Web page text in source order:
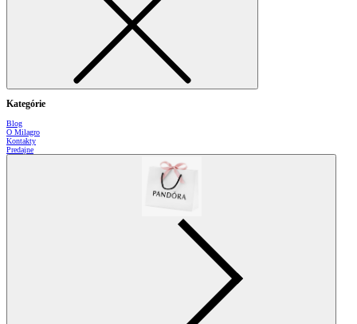
Kategórie
Blog
O Milagro
Kontakty
Predajne